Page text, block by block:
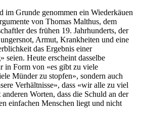
im Grunde genommen ein Wiederkäuen
von Thomas Malthus, dem
des frühen 19. Jahrhunderts, der
Armut, Krankheiten und eine
das Ergebnis einer
seien. Heute erscheint dasselbe
in Form von «es gibt zu viele
Münder zu stopfen», sondern auch
Verhältnisse», dass «wir alle zu viel
Worten, dass die Schuld an der
einfachen Menschen liegt und nicht